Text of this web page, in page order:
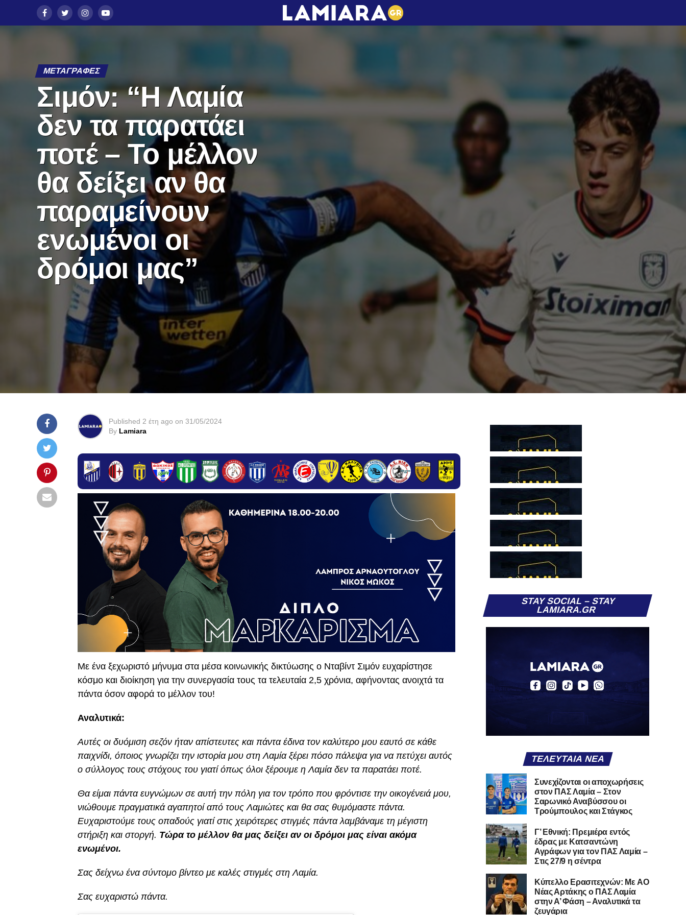
ΜΕΤΑΓΡΑΦΈΣ
Σιμόν: “Η Λαμία
δεν τα παρατάει
ποτέ – Το μέλλον
θα δείξει αν θα
παραμείνουν
ενωμένοι οι
δρόμοι μας”
Published 2 έτη ago on 31/05/2024
By Lamiara
Mε ένα ξεχωριστό μήνυμα στα μέσα κοινωνικής δικτύωσης ο Νταβίντ Σιμόν ευχαρίστησε
κόσμο και διοίκηση για την συνεργασία τους τα τελευταία 2,5 χρόνια, αφήνοντας ανοιχτά τα
πάντα όσον αφορά το μέλλον του!
Αναλυτικά:
Αυτές οι δυόμιση σεζόν ήταν απίστευτες και πάντα έδινα τον καλύτερο μου εαυτό σε κάθε
παιχνίδι, όποιος γνωρίζει την ιστορία μου στη Λαμία ξέρει πόσο πάλεψα για να πετύχει αυτός
ο σύλλογος τους στόχους του γιατί όπως όλοι ξέρουμε η Λαμία δεν τα παρατάει ποτέ.
Θα είμαι πάντα ευγνώμων σε αυτή την πόλη για τον τρόπο που φρόντισε την οικογένειά μου,
νιώθουμε πραγματικά αγαπητοί από τους Λαμιώτες και θα σας θυμόμαστε πάντα.
Ευχαριστούμε τους οπαδούς γιατί στις χειρότερες στιγμές πάντα λαμβάναμε τη μέγιστη
στήριξη και στοργή. Τώρα το μέλλον θα μας δείξει αν οι δρόμοι μας είναι ακόμα
ενωμένοι.
Σας δείχνω ένα σύντομο βίντεο με καλές στιγμές στη Λαμία.
Σας ευχαριστώ πάντα.
STAY SOCIAL – STAY
LAMIARA.GR
ΤΕΛΕΥΤΑΊΑ ΝΈΑ
Συνεχίζονται οι αποχωρήσεις
στον ΠΑΣ Λαμία – Στον
Σαρωνικό Αναβύσσου οι
Τρούμπουλος και Στάγκος
Γ’ Εθνική: Πρεμιέρα εντός
έδρας με Κατσαντώνη
Αγράφων για τον ΠΑΣ Λαμία –
Στις 27/9 η σέντρα
Kύπελλο Ερασιτεχνών: Με AO
Nέας Αρτάκης ο ΠΑΣ Λαμία
στην Α’ Φάση – Αναλυτικά τα
ζευγάρια